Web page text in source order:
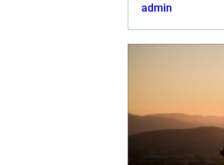
admin